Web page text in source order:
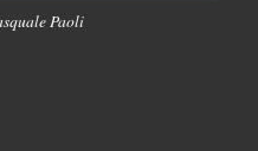
Paoli